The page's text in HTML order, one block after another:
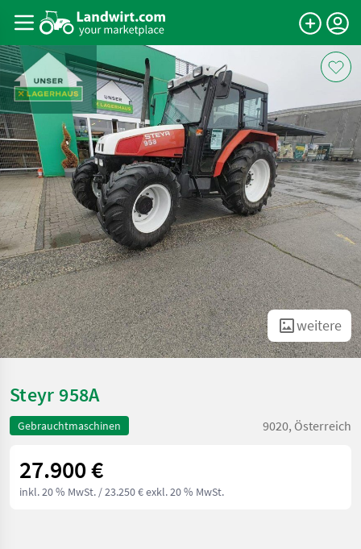
weitere
Steyr 958A
Gebrauchtmaschinen 9020, Österreich
27.900 €
inkl. 20 % MwSt. / 23.250 € exkl. 20 % MwSt.